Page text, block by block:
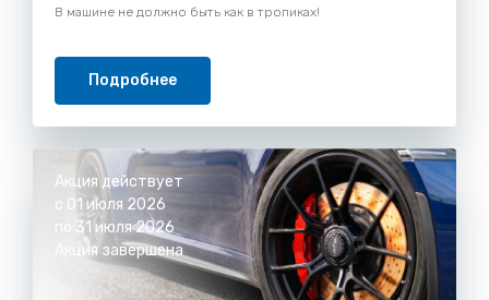
В машине не должно быть как в тропиках!
Подробнее
Акция действует
с 01 июля 2026
по 31 июля 2026
Акция завершена